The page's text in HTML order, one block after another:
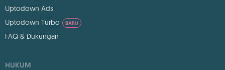
Uptodown Ads
Uptodown Turbo
BARU
FAQ & Dukungan
HUKUM